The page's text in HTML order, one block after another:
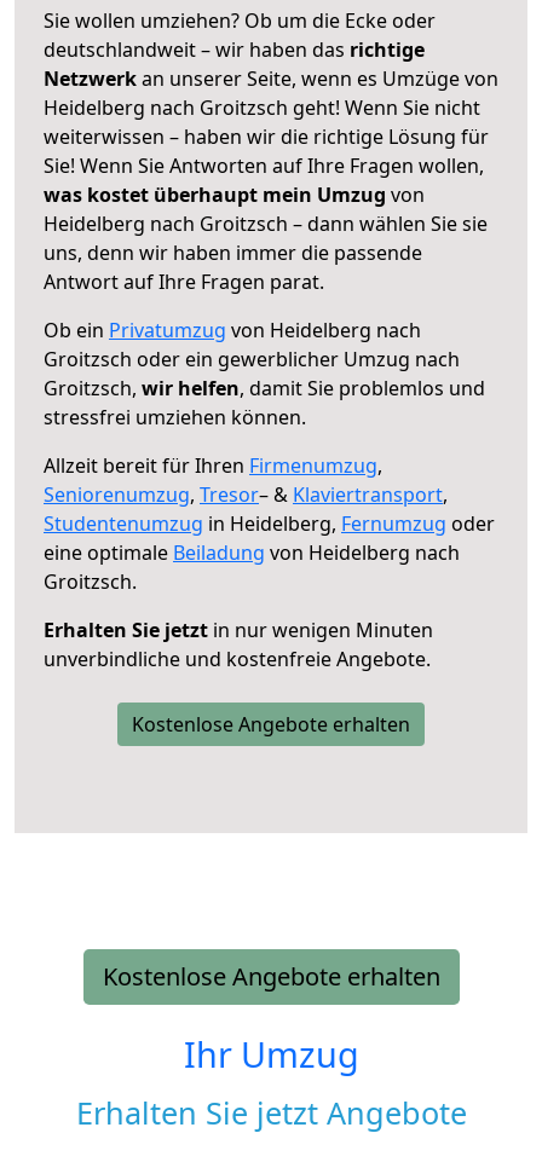
Sie wollen umziehen? Ob um die Ecke oder
deutschlandweit – wir haben das richtige
Netzwerkan unserer Seite, wenn es Umzüge von
Heidelberg nach Groitzsch geht! Wenn Sie nicht
weiterwissen – haben wir die richtige Lösung für
Sie! Wenn Sie Antworten auf Ihre Fragen wollen,
was kostet überhaupt mein Umzug von
Heidelberg nach Groitzsch – dann wählen Sie sie
uns, denn wir haben immer die passende
Antwort auf Ihre Fragen parat.
Ob ein Privatumzug von Heidelberg nach
Groitzsch oder ein gewerblicher Umzug nach
Groitzsch, wir helfen, damit Sie problemlos und
stressfrei umziehen können.
Allzeit bereit für Ihren Firmenumzug,
Seniorenumzug, Tresor– & Klaviertransport,
Studentenumzug in Heidelberg, Fernumzug oder
eine optimale Beiladung von Heidelberg nach
Groitzsch.
Erhalten Sie jetzt in nur wenigen Minuten
unverbindliche und kostenfreie Angebote.
Kostenlose Angebote erhalten
Kostenlose Angebote erhalten
Ihr Umzug
Erhalten Sie jetzt Angebote